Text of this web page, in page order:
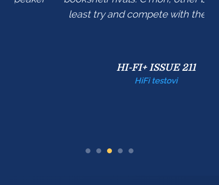
least try and compete with the Emit 10!
HI-FI+ ISSUE 211